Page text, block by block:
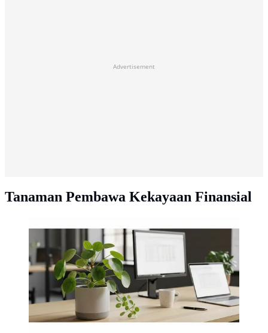
Advertisement
Tanaman Pembawa Kekayaan Finansial
Chinese Money Plant (Foto: AI Generated)